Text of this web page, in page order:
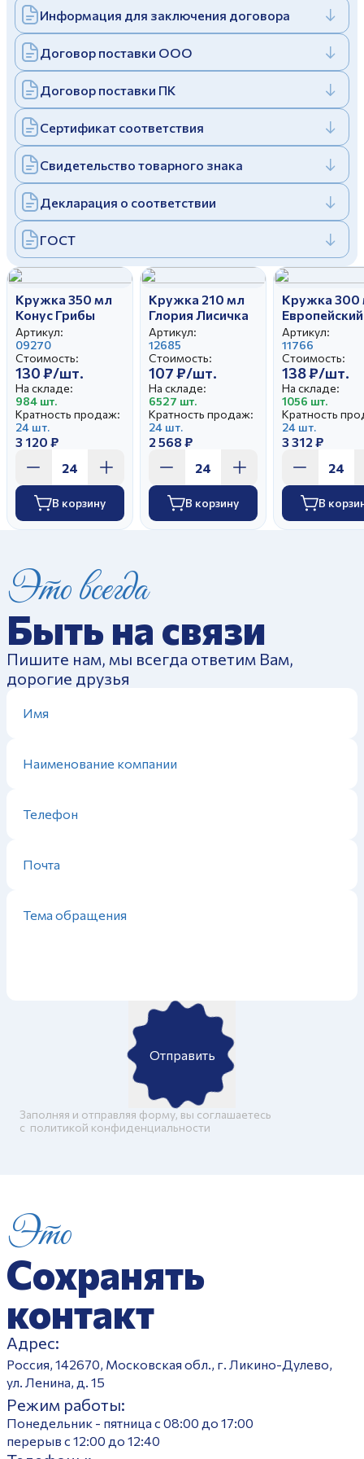
Отправить
Заполняя и отправляя форму, вы соглашаетесь
cполитикой конфиденциальности
Заполняя и отправляя форму, вы соглашаетесь
cполитикой конфиденциальности
Дулевский фарфоровый завод ©
Политика конфиденциальности
Информация для заключения договора
Договор поставки ООО
Договор поставки ПК
Сертификат соответствия
Свидетельство товарного знака
Декларация о соответствии
ГОСТ
Кружка 350 мл
Конус Грибы
Артикул:
09270
Стоимость:
130 ₽/шт.
На складе:
984 шт.
Кратность продаж:
24 шт.
3 120 ₽
В корзину
Кружка 210 мл
Глория Лисичка
Артикул:
12685
Стоимость:
107 ₽/шт.
На складе:
6527 шт.
Кратность продаж:
24 шт.
2 568 ₽
В корзину
Кружка 300
Европейский
Геометрия
Пыльная
Артикул:
11766
Стоимость:
138 ₽/шт.
На складе:
1056 шт.
Кратность
24 шт.
3 312 ₽
В
Это всегда
Быть на связи
Пишите нам, мы всегда ответим Вам,
дорогие друзья
Отправить
Заполняя и отправляя форму, вы соглашаетесь
c политикой конфиденциальности
Это
Сохранять
контакт
Адрес:
Россия, 142670, Московская обл., г. Ликино-Дулево,
ул. Ленина, д. 15
Режим работы:
Понедельник - пятница с 08:00 до 17:00
перерыв с 12:00 до 12:40